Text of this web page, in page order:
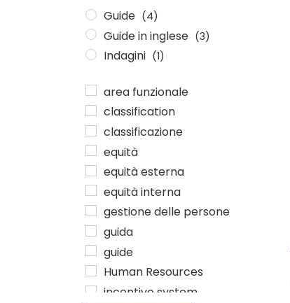
Guide (4)
Guide in inglese (3)
Indagini (1)
area funzionale
classification
classificazione
equità
equità esterna
equità interna
gestione delle persone
guida
guide
Human Resources
incentive system